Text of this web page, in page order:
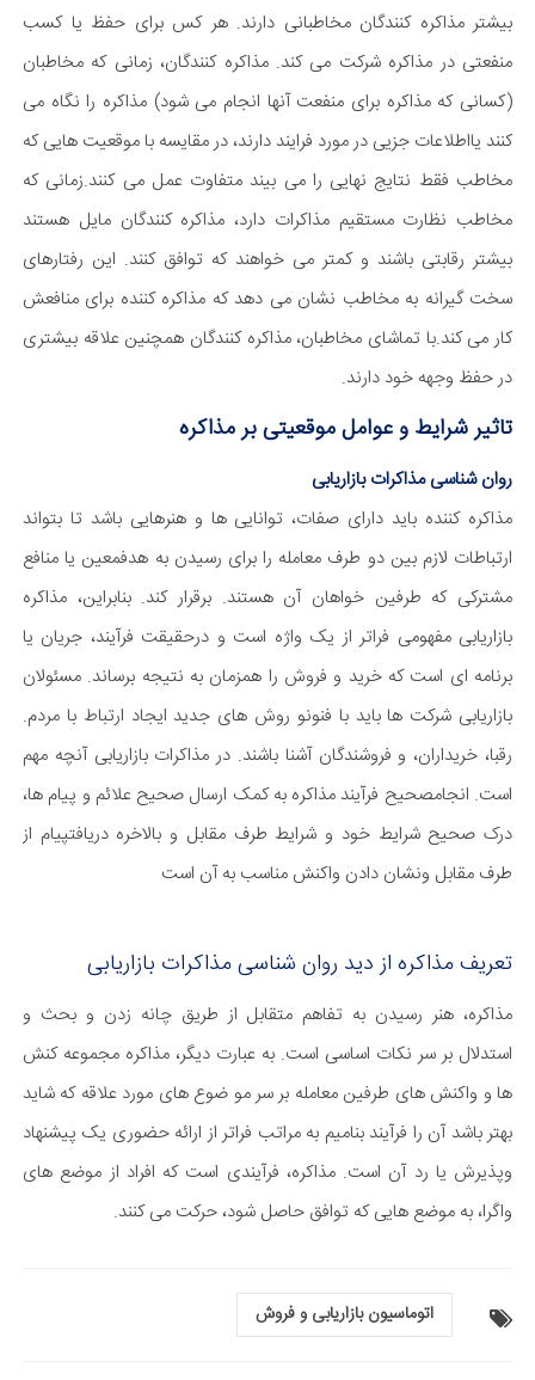
بیشتر مذاکره کنندگان مخاطبانی دارند. هر کس برای حفظ یا کسب
منفعتی در مذاکره شرکت می کند. مذاکره کنندگان، زمانی که مخاطبان
(کسانی که مذاکره برای منفعت آنها انجام می شود) مذاکره را نگاه می
کنند یااطلاعات جزیی در مورد فرایند دارند، در مقایسه با موقعیت هایی که
مخاطب فقط نتایج نهایی را می بیند متفاوت عمل می کنند.زمانی که
مخاطب نظارت مستقیم مذاکرات دارد، مذاکره کنندگان مایل هستند
بیشتر رقابتی باشند و کمتر می خواهند که توافق کنند. این رفتارهای
سخت گیرانه به مخاطب نشان می دهد که مذاکره کننده برای منافعش
کار می کند.با تماشای مخاطبان، مذاکره کنندگان همچنین علاقه بیشتری
در حفظ وجهه خود دارند.
تاثیر شرایط و عوامل موقعیتی بر مذاکره
روان شناسی مذاکرات بازاریابی
مذاکره کننده باید دارای صفات، توانایی ها و هنرهایی باشد تا بتواند
ارتباطات لازم بین دو طرف معامله را برای رسیدن به هدفمعین یا منافع
مشترکی که طرفین خواهان آن هستند. برقرار کند. بنابراین، مذاکره
بازاریابی مفهومی فراتر از یک واژه است و درحقیقت فرآیند، جریان یا
برنامه ای است که خرید و فروش را همزمان به نتیجه برساند. مسئولان
بازاریابی شرکت ها باید با فنونو روش های جدید ایجاد ارتباط با مردم.
رقبا، خریداران، و فروشندگان آشنا باشند. در مذاکرات بازاریابی آنچه مهم
است. انجامصحیح فرآیند مذاکره به کمک ارسال صحیح علائم و پیام ها،
درک صحیح شرایط خود و شرایط طرف مقابل و بالاخره دریافتپیام از
طرف مقابل ونشان دادن واکنش مناسب به آن است
تعریف مذاکره از دید روان شناسی مذاکرات بازاریابی
مذاکره، هنر رسیدن به تفاهم متقابل از طریق چانه زدن و بحث و
استدلال بر سر نکات اساسی است. به عبارت دیگر، مذاکره مجموعه کنش
ها و واکنش های طرفین معامله بر سر مو ضوع های مورد علاقه که شاید
بهتر باشد آن را فرآیند بنامیم به مراتب فراتر از ارائه حضوری یک پیشنهاد
وپذیرش یا رد آن است. مذاکره، فرآیندی است که افراد از موضع های
واگرا، به موضع هایی که توافق حاصل شود، حرکت می کنند.
اتوماسیون بازاریابی و فروش